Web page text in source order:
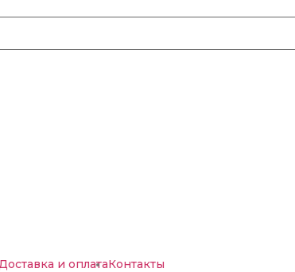
и оплатаКонтакты